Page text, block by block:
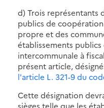
d) Trois représentants
publics de
propre et des
établissements
intercommunale à
présent article,
l'article L. 321-9 du
Cette désignation
sièges telle que les